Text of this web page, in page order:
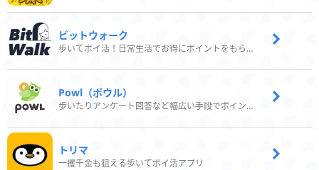
ビットウォーク
歩いてポイ活！日常生活でお得にポイントをもらおう
Powl（ポウル）
歩いたりアンケート回答など幅広い手段でポイントをゲット
トリマ
一攫千金も狙える歩いてポイ活アプリ